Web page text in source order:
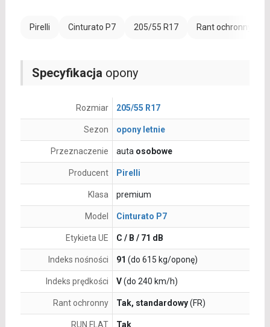
Pirelli Cinturato P7 205/55 R17 Rant ochronny (FR)
Specyfikacja opony
Rozmiar 205/55 R17
Sezon opony letnie
Przeznaczenie auta osobowe
Producent Pirelli
Klasa premium
Model Cinturato P7
Etykieta UE C / B / 71 dB
Indeks nośności 91 (do 615 kg/oponę)
Indeks prędkości V(do 240 km/h)
Rant ochronny Tak, standardowy(FR)
RUN FLAT Tak